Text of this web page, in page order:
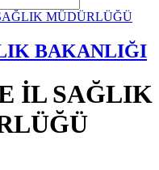
BAKANLIĞI
İL SAĞLIK